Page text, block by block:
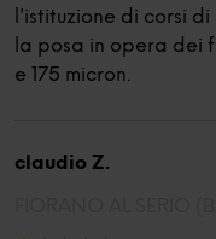
l'istituzione di corsi
la posa in opera dei
e 175 micron.
claudio Z.